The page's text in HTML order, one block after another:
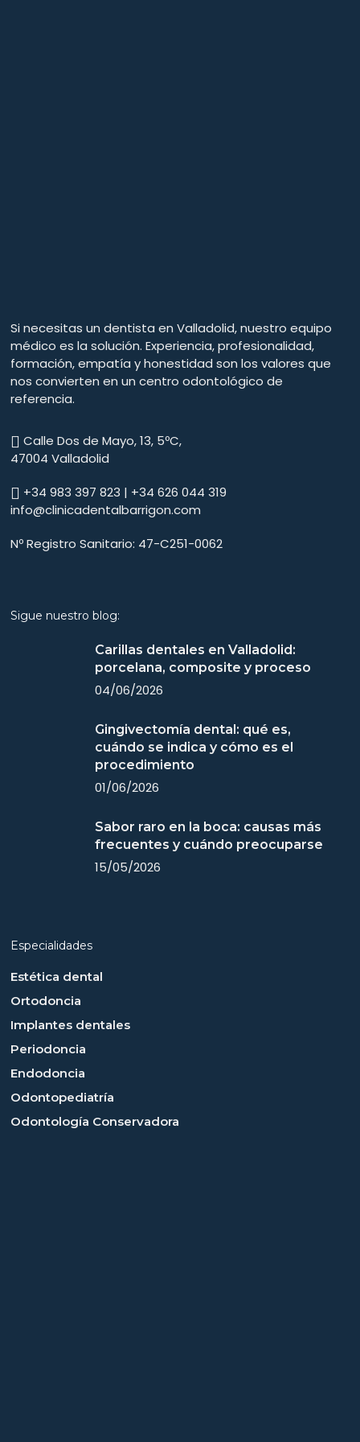
Si necesitas un dentista en Valladolid, nuestro equipo
médico es la solución. Experiencia, profesionalidad,
formación, empatía y honestidad son los valores que
nos convierten en un centro odontológico de
referencia.
Calle Dos de Mayo, 13, 5ºC,
47004 Valladolid
+34 983 397 823 | +34 626 044 319
info@clinicadentalbarrigon.com
Nº Registro Sanitario: 47-C251-0062
Sigue nuestro blog:
Carillas dentales en Valladolid:
porcelana, composite y proceso
04/06/2026
Gingivectomía dental: qué es,
cuándo se indica y cómo es el
procedimiento
01/06/2026
Sabor raro en la boca: causas más
frecuentes y cuándo preocuparse
15/05/2026
Especialidades
Estética dental
Ortodoncia
Implantes dentales
Periodoncia
Endodoncia
Odontopediatría
Odontología Conservadora